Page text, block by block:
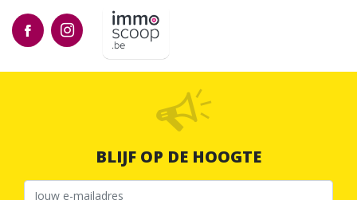
BLIJF OP DE HOOGTE